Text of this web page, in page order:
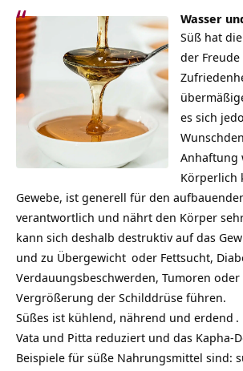
Wasser
Süß hat
der
es sich
Anhaftung
Körperlich
Gewebe, ist generell für den
verantwortlich und nährt den Körper
kann sich deshalb destruktiv auf das
und zu Übergewicht oder Fettsucht,
Verdauungsbeschwerden, Tumoren
Vergrößerung der Schilddrüse führen.
Süßes ist kühlend, nährend und erdend .
Vata und Pitta reduziert und das Kapha-
Beispiele für süße Nahrungsmittel sind: